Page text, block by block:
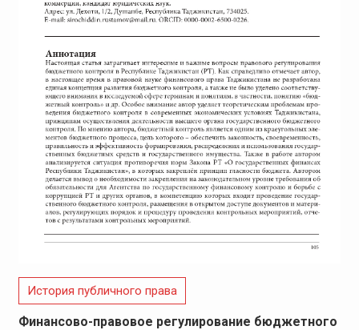
История публичного права
Финансово-правовое регулирование бюджетного